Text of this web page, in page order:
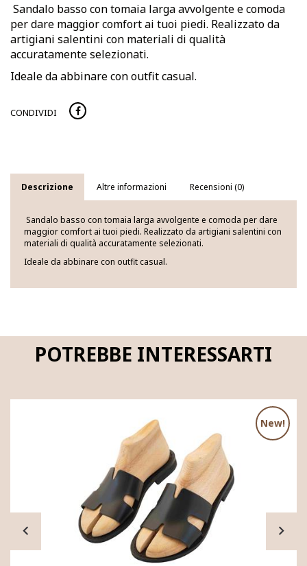
Sandalo basso con tomaia larga avvolgente e comoda
per dare maggior comfort ai tuoi piedi. Realizzato da
artigiani salentini con materiali di qualità
accuratamente selezionati.
Ideale da abbinare con outfit casual.
CONDIVIDI
Descrizione Altre informazioni Recensioni (0)
Sandalo basso con tomaia larga avvolgente e comoda per dare
maggior comfort ai tuoi piedi. Realizzato da artigiani salentini con
materiali di qualità accuratamente selezionati.
Ideale da abbinare con outfit casual.
POTREBBE INTERESSARTI
New!